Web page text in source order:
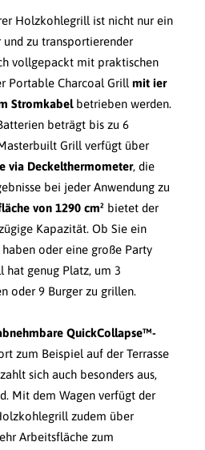
Holzkohlegrill ist nicht nur ein
zu transportierender
vollgepackt mit praktischen
Portable Charcoal Grill mit ier
Stromkabelbetrieben werden.
beträgt bis zu 6
Grill verfügt über
via Deckelthermometer, die
bei jeder Anwendung zu
von 1290 cm² bietet der
Kapazität. Ob Sie ein
oder eine große Party
hat genug Platz, um 3
oder 9 Burger zu grillen.
QuickCollapse™-
zum Beispiel auf der Terrasse
sich auch besonders aus,
Mit dem Wagen verfügt der
zudem über
Arbeitsfläche zum